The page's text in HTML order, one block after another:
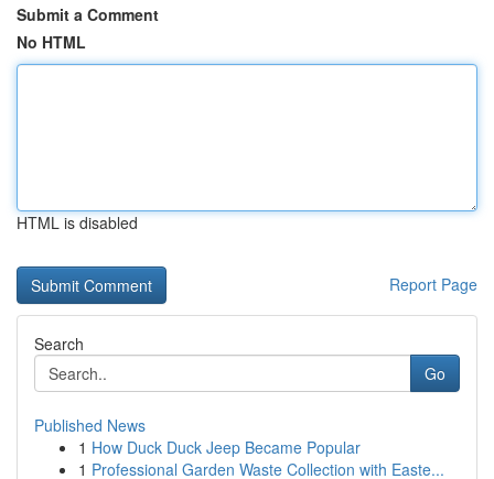
Submit a Comment
No HTML
HTML is disabled
Report Page
Search
Go
Published News
1 How Duck Duck Jeep Became Popular
1 Professional Garden Waste Collection with Easte...